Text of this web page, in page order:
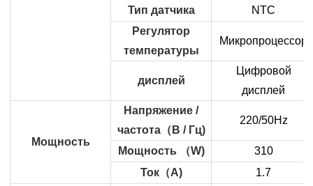
Тип датчика
NTC
Регулятор
температуры
Микропроцессор
дисплей
Цифровой
дисплей
Мощность
Напряжение /
частота（ В / Гц)
220/50Hz
Мощность （W)
310
Ток（A) 1.7